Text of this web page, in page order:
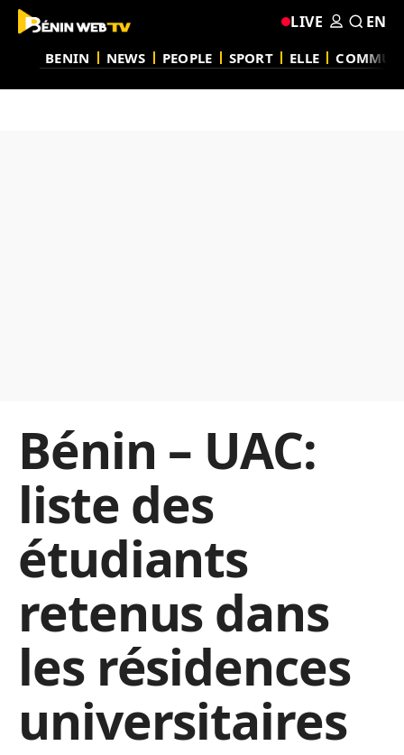
BENIN NEWS PEOPLE SPORT ELLE
LIVE EN
Bénin – UAC:
liste des
étudiants
retenus dans
les résidences
universitaires